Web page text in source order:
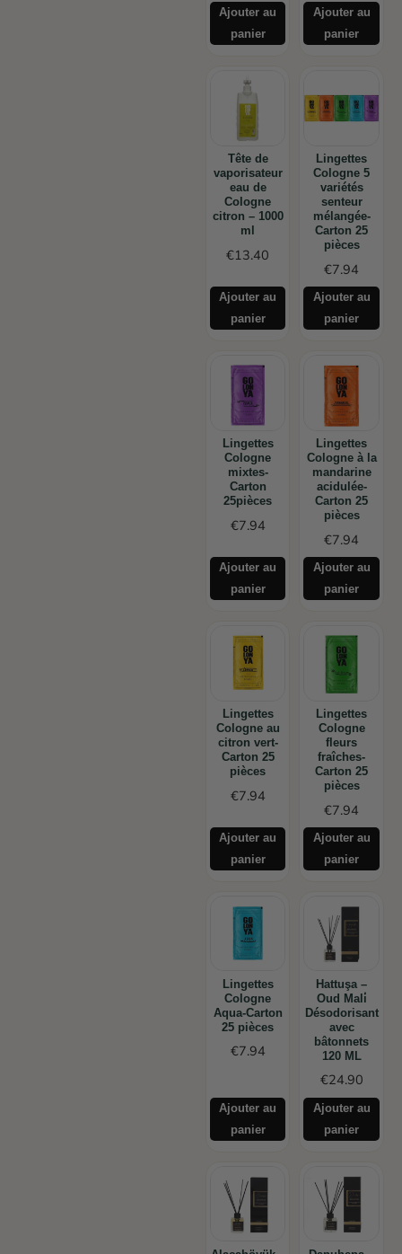
Ajouter au
panier
Ajouter au
panier
Tête de
vaporisateur
eau de
Cologne
citron – 1000
ml
€13.40
Ajouter au
panier
Lingettes
Cologne 5
variétés
senteur
mélangée-
Carton 25
pièces
€7.94
Ajouter au
panier
Lingettes
Cologne
mixtes-
Carton
25pièces
€7.94
Ajouter au
panier
Lingettes
Cologne à la
mandarine
acidulée-
Carton 25
pièces
€7.94
Ajouter au
panier
Lingettes
Cologne au
citron vert-
Carton 25
pièces
€7.94
Ajouter au
panier
Lingettes
Cologne
fleurs
fraîches-
Carton 25
pièces
€7.94
Ajouter au
panier
Lingettes
Cologne
Aqua-Carton
25 pièces
€7.94
Ajouter au
panier
Hattuşa –
Oud Mali̇
Désodorisant
avec
bâtonnets
120 ML
€24.90
Ajouter au
panier